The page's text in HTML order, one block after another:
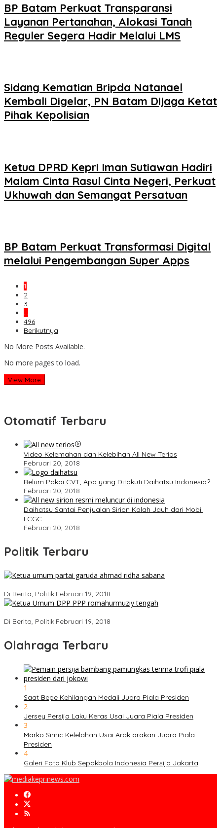
BP Batam Perkuat Transparansi
Layanan Pertanahan, Alokasi Tanah
Reguler Segera Hadir Melalui LMS
Sidang Kematian Bripda Natanael
Kembali Digelar, PN Batam Dijaga Ketat
Pihak Kepolisian
Ketua DPRD Kepri Iman Sutiawan Hadiri
Malam Cinta Rasul Cinta Negeri, Perkuat
Ukhuwah dan Semangat Persatuan
BP Batam Perkuat Transformasi Digital
melalui Pengembangan Super Apps
1
2
3
…
496
Berikutnya
No More Posts Available.
No more pages to load.
View More
Otomatif Terbaru
Video Kelemahan dan Kelebihan All New Terios
Februari 20, 2018
Belum Pakai CVT, Apa yang Ditakuti Daihatsu Indonesia?
Februari 20, 2018
Daihatsu Santai Penjualan Sirion Kalah Jauh dari Mobil
LCGC
Februari 20, 2018
Politik Terbaru
Di Berita, Politik|Februari 19, 2018
Di Berita, Politik|Februari 19, 2018
Olahraga Terbaru
1
Saat Bepe Kehilangan Medali Juara Piala Presiden
2
Jersey Persija Laku Keras Usai Juara Piala Presiden
3
Marko Simic Kelelahan Usai Arak arakan Juara Piala
Presiden
4
Galeri Foto Klub Sepakbola Indonesia Persija Jakarta